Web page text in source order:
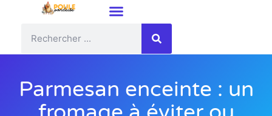
Parmesan enceinte : un